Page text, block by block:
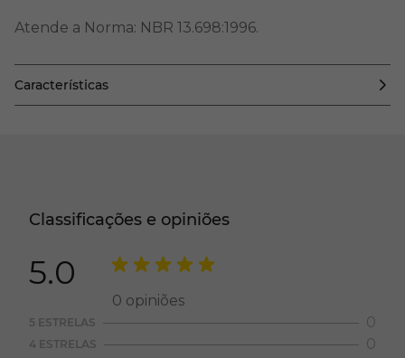
Atende a Norma: NBR 13.698:1996.
Características
Classificações e opiniões
5.0
0 opiniões
5 ESTRELAS 0
4 ESTRELAS 0